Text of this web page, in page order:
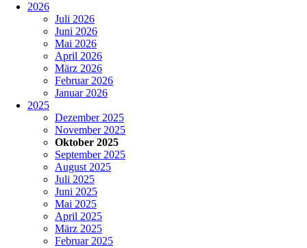
2026
Juli 2026
Juni 2026
Mai 2026
April 2026
März 2026
Februar 2026
Januar 2026
2025
Dezember 2025
November 2025
Oktober 2025
September 2025
August 2025
Juli 2025
Juni 2025
Mai 2025
April 2025
März 2025
Februar 2025